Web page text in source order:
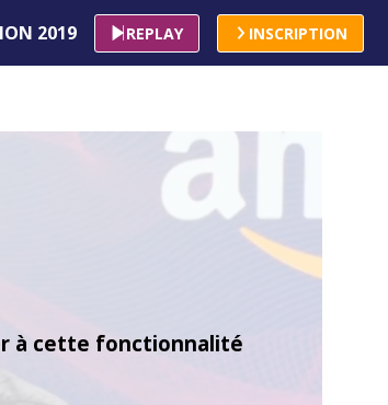
2019 REPLAY INSCRIPTION
à cette fonctionnalité